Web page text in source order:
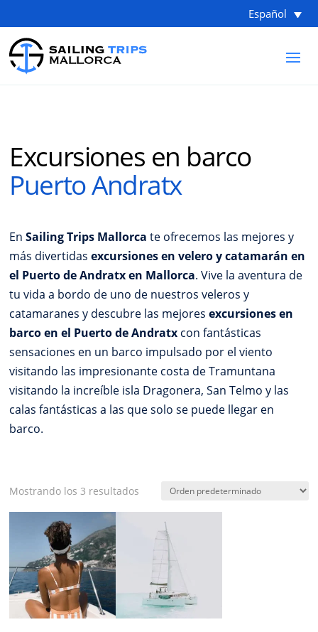
Español
Excursiones en barco
Puerto Andratx
EnSailing Trips Mallorca te ofrecemos las mejores y
más divertidasexcursiones en velero y catamarán en
el Puerto de Andratx en Mallorca. Vive la aventura de
tu vida a bordo de uno de nuestros veleros y
catamaranes y descubre las mejoresexcursiones en
barco en el Puerto de Andratx con fantásticas
sensaciones en un barco impulsado por el viento
visitando las impresionante costa de Tramuntana
visitando la increíble isla Dragonera, San Telmo y las
calas fantásticas a las que solo se puede llegar en
barco.
Mostrando los 3 resultados